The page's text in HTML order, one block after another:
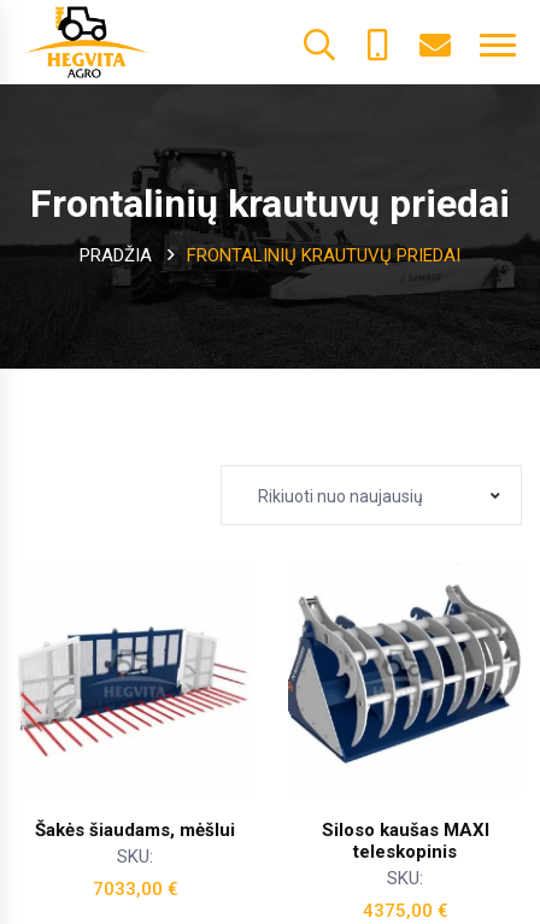
+370
Frontalinių krautuvų priedai
PRADŽIA FRONTALINIŲ KRAUTUVŲ PRIEDAI
Rikiuoti nuo naujausių
Šakės šiaudams, mėšlui
SKU:
7033,00 €
Siloso kaušas MAXI
teleskopinis
SKU:
4375,00 €